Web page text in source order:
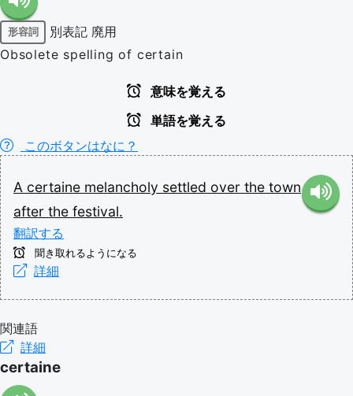
形容詞 別表記 廃用
Obsolete spelling of certain
意味を覚える
単語を覚える
このボタンはなに？
A certaine melancholy settled over the town
after the festival.
翻訳する
聞き取れるようになる
詳細
関連語
詳細
certaine